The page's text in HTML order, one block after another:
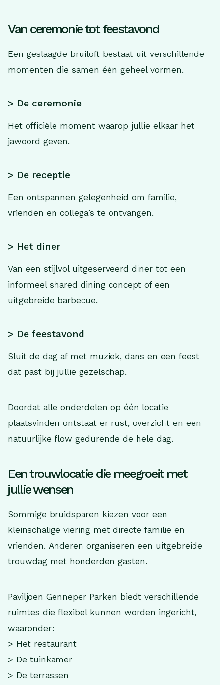
Van ceremonie tot feestavond
Een geslaagde bruiloft bestaat uit verschillende
momenten die samen één geheel vormen.
> De ceremonie
Het officiële moment waarop jullie elkaar het
jawoord geven.
> De receptie
Een ontspannen gelegenheid om familie,
vrienden en collega’s te ontvangen.
> Het diner
Van een stijlvol uitgeserveerd diner tot een
informeel shared dining concept of een
uitgebreide barbecue.
> De feestavond
Sluit de dag af met muziek, dans en een feest
dat past bij jullie gezelschap.
Doordat alle onderdelen op één locatie
plaatsvinden ontstaat er rust, overzicht en een
natuurlijke flow gedurende de hele dag.
Een trouwlocatie die meegroeit met
jullie wensen
Sommige bruidsparen kiezen voor een
kleinschalige viering met directe familie en
vrienden. Anderen organiseren een uitgebreide
trouwdag met honderden gasten.
Paviljoen Genneper Parken biedt verschillende
ruimtes die flexibel kunnen worden ingericht,
waaronder:
> Het restaurant
> De tuinkamer
> De terrassen